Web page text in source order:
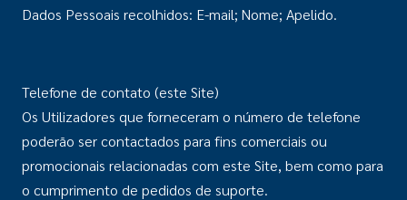
Dados Pessoais recolhidos: E-mail; Nome; Apelido.
Telefone de contato (este Site)
Os Utilizadores que forneceram o número de telefone
poderão ser contactados para fins comerciais ou
promocionais relacionadas com este Site, bem como para
o cumprimento de pedidos de suporte.